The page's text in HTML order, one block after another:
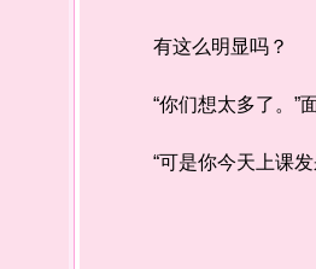
有这么明显吗？
“你们想太多了。”面
“可是你今天上课发